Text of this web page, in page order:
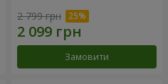
2 799 грн
Замовити